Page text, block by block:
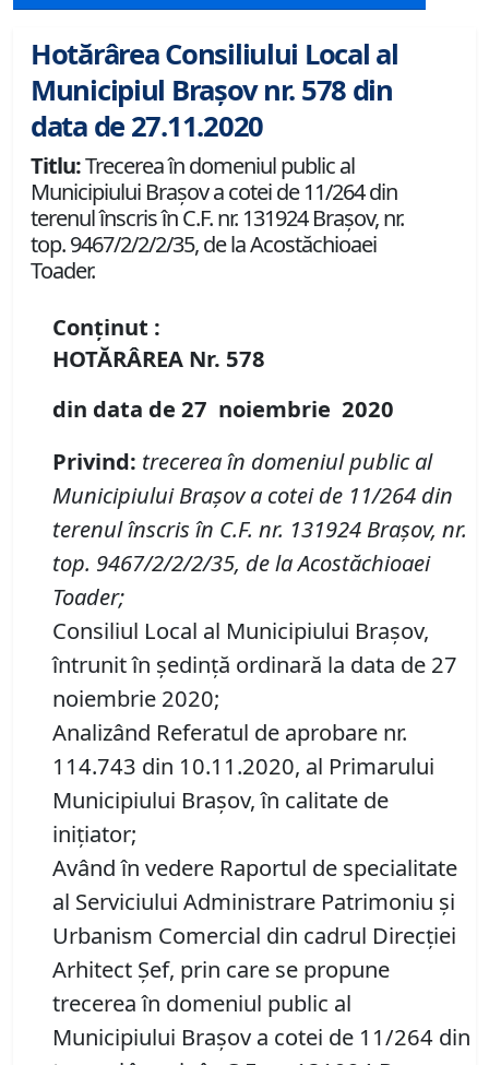
Hotărârea Consiliului Local al
Municipiul Brașov nr. 578 din
data de 27.11.2020
Titlu:Trecerea în domeniul public al
Municipiului Braşov a cotei de 11/264 din
terenul înscris în C.F. nr. 131924 Brașov, nr.
top. 9467/2/2/2/35, de la Acostăchioaei
Toader.
Conținut :
HOTĂRÂREA Nr. 578
din data de 27 noiembrie 2020
Privind: trecerea în domeniul public al
Municipiului Braşov a cotei de 11/264 din
terenul înscris în C.F. nr. 131924 Brașov, nr.
top. 9467/2/2/2/35, de la Acostăchioaei
Toader;
Consiliul Local al Municipiului Brașov,
întrunit în ședință ordinară la data de 27
noiembrie 2020;
Analizând Referatul de aprobare nr.
114.743 din 10.11.2020, al Primarului
Municipiului Brașov, în calitate de
inițiator;
Având în vedere Raportul de specialitate
al Serviciului Administrare Patrimoniu şi
Urbanism Comercial din cadrul Direcției
Arhitect Șef, prin care se propune
trecerea în domeniul public al
Municipiului Braşov a cotei de 11/264 din